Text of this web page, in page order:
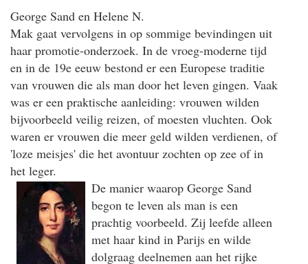
George Sand en Helene N.
Mak gaat vervolgens in op sommige bevindingen uit
haar promotie-onderzoek. In de vroeg-moderne tijd
en in de 19e eeuw bestond er een Europese traditie
van vrouwen die als man door het leven gingen. Vaak
was er een praktische aanleiding: vrouwen wilden
bijvoorbeeld veilig reizen, of moesten vluchten. Ook
waren er vrouwen die meer geld wilden verdienen, of
'loze meisjes' die het avontuur zochten op zee of in
het leger.
De manier waarop George Sand
begon te leven als man is een
prachtig voorbeeld. Zij leefde alleen
met haar kind in Parijs en wilde
dolgraag deelnemen aan het rijke